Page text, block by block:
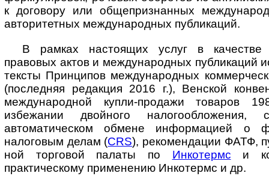
к договору или общепризнанных
авторитетных международных публикаций.
В рамках настоящих услуг в качестве
правовых актов и международных пуб­ли­ка­ций
тексты Принципов международных
(пос­лед­няя редакция 2016 г.), Венской
международной купли-продажи товаров
избежании двойного
автоматическом обмене ин­фор­ма­ци­ей о
налоговым делам (CRS), рекомендации ФАТФ,
ной тор­го­вой палаты по Инкотермс и
практическому применению Инкотермс и др.